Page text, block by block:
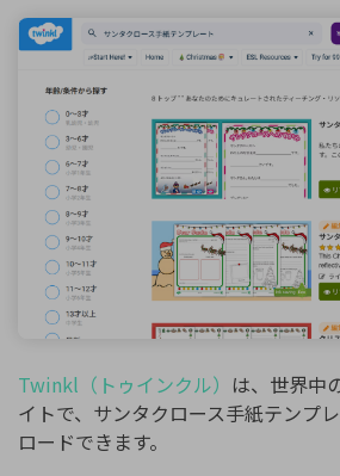
Twinkl（トゥインクル） は、世界中
イトで、サンタクロース手紙テンプ
ロードできます。